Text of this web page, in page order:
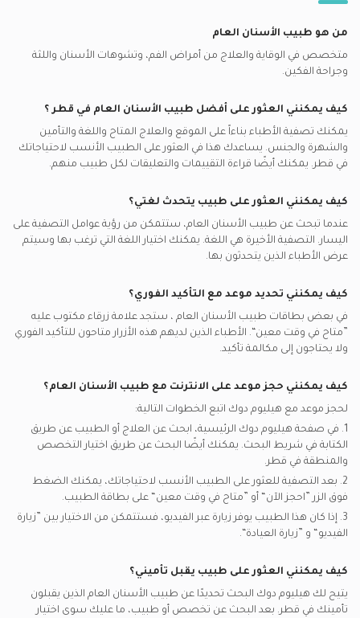
أفضل جراحي تجميل في الدوحة
أفضل اطباء الأطفال في الدوحة
أفضل أطباء القلب في الدوحة
أفضل اطباء باطنية في الدوحة
أفضل أخصائيين أمراض الصدر في الدوحة
أطباء الأسنان العامين في مركز الدكتور وليد ابو حلاوة الطبي,
السلطة الجديدة
اسنان الأطفال, الدوحة
التحجيم والتلميع, الدوحة
طب الأسنان الترميمي, الدوحة
مشاكل اللثة, الدوحة
رضوض الأسنان, الدوحة
ميتلايف يدعم تأمين أطباء الأسنان العامين
ناس يدعم تأمين أطباء الأسنان العامين
سايكو يدعم تأمين أطباء الأسنان العامين
أتنا يدعم تأمين أطباء الأسنان العامين
سيجنا يدعم تأمين أطباء الأسنان العامين
None يدعم تأمين أطباء الأسنان العامين
إم إس إيتش يدعم تأمين أطباء الأسنان العامين
بوبا يدعم تأمين أطباء الأسنان العامين
مكالمات الفيديو مع أطباء ممارسون عامون
مكالمات الفيديو مع اطباء نفسيين
مكالمات الفيديو مع أطباء القلب
مكالمات الفيديو مع اطباء باطنية
من هو طبيب الأسنان العام
متخصص في الوقاية والعلاج من أمراض الفم، وتشوهات الأسنان واللثة
وجراحة الفكين.
كيف يمكنني العثور على أفضل طبيب الأسنان العام في قطر ؟
يمكنك تصفية الأطباء بناءاً على الموقع والعلاج المتاح واللغة والتأمين
والشهرة والجنس. يساعدك هذا في العثور على الطبيب الأنسب لاحتياجاتك
في قطر. يمكنك أيضًا قراءة التقييمات والتعليقات لكل طبيب منهم.
كيف يمكنني العثور على طبيب يتحدث لغتي؟
عندما تبحث عن طبيب الأسنان العام، ستتمكن من رؤية عوامل التصفية على
اليسار. التصفية الأخيرة هي اللغة. يمكنك اختيار اللغة التي ترغب بها وسيتم
عرض الأطباء الذين يتحدثون بها.
كيف يمكنني تحديد موعد مع التأكيد الفوري؟
في بعض بطاقات طبيب الأسنان العام ، ستجد علامة زرقاء مكتوب عليه
”متاح في وقت معين“. الأطباء الذين لديهم هذه الأزرار متاحون للتأكيد الفوري
ولا يحتاجون إلى مكالمة تأكيد.
كيف يمكنني حجز موعد على الانترنت مع طبيب الأسنان العام؟
لحجز موعد مع هيليوم دوك اتبع الخطوات التالية:
1. في صفحة هيليوم دوك الرئيسية، ابحث عن العلاج أو الطبيب عن طريق
الكتابة في شريط البحث. يمكنك أيضًا البحث عن طريق اختيار التخصص
والمنطقة في قطر.
2. بعد التصفية للعثور على الطبيب الأنسب لاحتياجاتك، يمكنك الضغط
فوق الزر ”احجز الآن“ أو ”متاح في وقت معين“ على بطاقة الطبيب.
3. إذا كان هذا الطبيب يوفر زيارة عبر الفيديو، فستتمكن من الاختيار بين ”زيارة
الفيديو“ و ”زيارة العيادة“.
كيف يمكنني العثور على طبيب يقبل تأميني؟
يتيح لك هيليوم دوك البحث تحديدًا عن طبيب الأسنان العام الذين يقبلون
تأمينك في قطر. بعد البحث عن تخصص أو طبيب، ما عليك سوى اختيار